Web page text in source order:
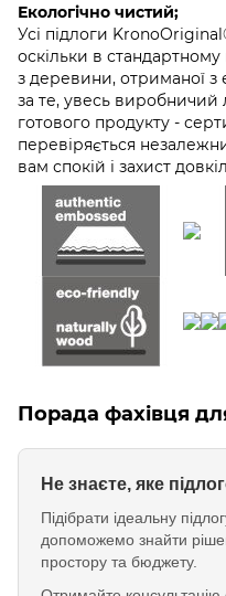
Екологічно чистий;
Усі підлоги
оскільки в
з деревини, отриманої з
за те, увесь
готового продукту -
перевіряється
вам спокій і захист
Порада фахівця
Не знаєте, яке
Підібрати ідеальну
допоможемо знайти
простору та бюджету.